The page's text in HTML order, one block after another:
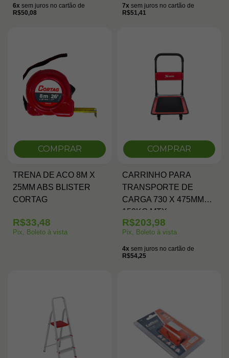
6x sem juros no cartão de
R$50,08
7x sem juros no cartão de
R$51,41
COMPRAR
TRENA DE ACO 8M X
25MM ABS BLISTER
CORTAG
R$33,48
Pix, Boleto à vista
COMPRAR
CARRINHO PARA
TRANSPORTE DE
CARGA 730 X 475MM
150KG MTX
R$203,98
Pix, Boleto à vista
4x sem juros no cartão de
R$54,25